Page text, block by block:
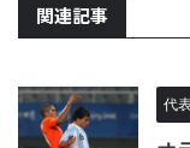
関連記事
代